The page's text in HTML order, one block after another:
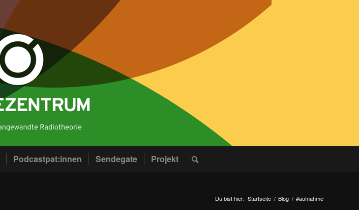
Podcastpat:innen Sendegate Projekt
Du bist hier: Startseite / Blog / #aufnahme